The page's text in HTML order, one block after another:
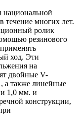
национальной
многих лет.
ролик
резинового
ход. Эти
на
двойные V-
а также линейные
1,0 мм. и
конструкции,